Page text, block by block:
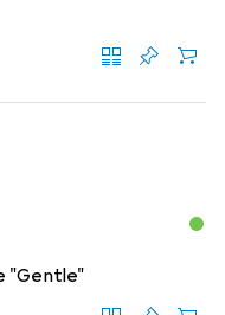
"Gentle"